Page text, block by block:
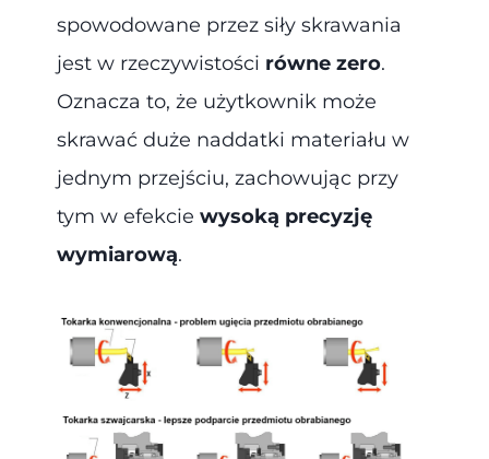
spowodowane przez siły skrawania
jest w rzeczywistości równe zero.
Oznacza to, że użytkownik może
skrawać duże naddatki materiału w
jednym przejściu, zachowując przy
tym w efekcie wysoką precyzję
wymiarową.